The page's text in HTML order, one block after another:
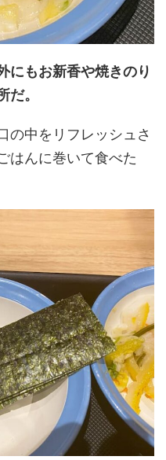
にもお新香や焼きのり
。
の中をリフレッシュさ
はんに巻いて食べた